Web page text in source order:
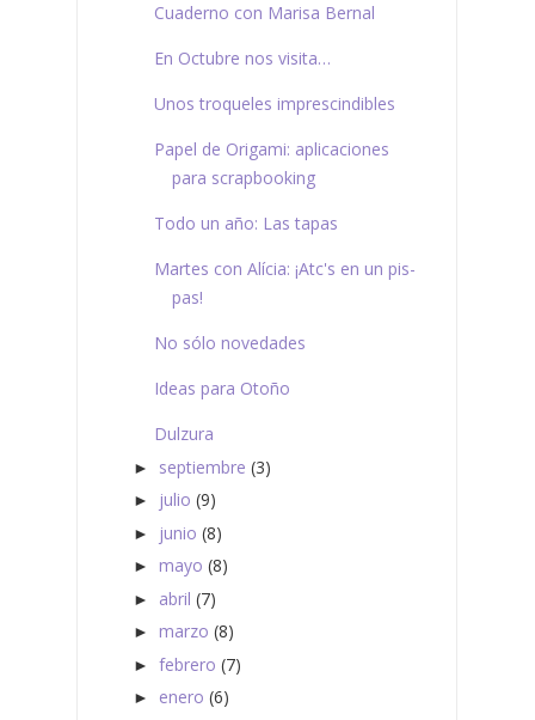
Cuaderno con Marisa Bernal
En Octubre nos visita…
Unos troqueles imprescindibles
Papel de Origami: aplicaciones
para scrapbooking
Todo un año: Las tapas
Martes con Alícia: ¡Atc's en un pis-
pas!
No sólo novedades
Ideas para Otoño
Dulzura
► septiembre (3)
► julio (9)
► junio (8)
► mayo (8)
► abril (7)
► marzo (8)
► febrero (7)
► enero (6)